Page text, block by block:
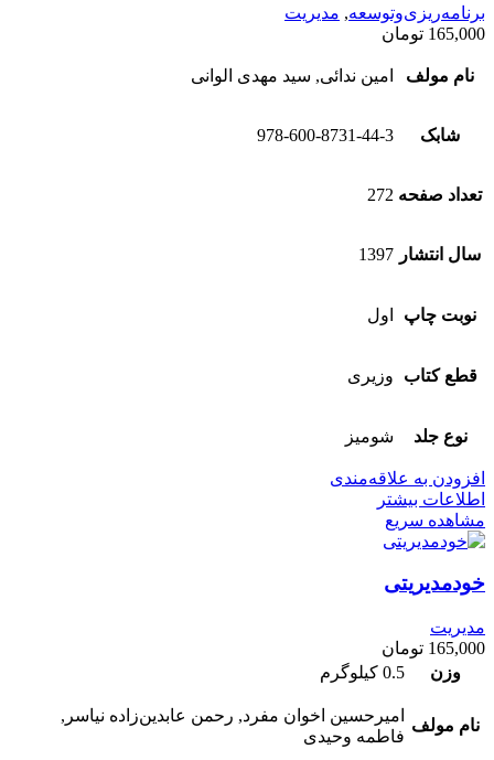
برنامه‌ریزی‌وتوسعه, مدیریت
165,000 تومان
نام مولف امین ندائی, سید مهدی الوانی
شابک 978-600-8731-44-3
تعداد صفحه 272
سال انتشار 1397
نوبت چاپ اول
قطع کتاب وزیری
نوع جلد شومیز
افزودن به علاقه‌مندی
اطلاعات بیشتر
مشاهده سریع
خودمدیریتی
مدیریت
165,000 تومان
وزن
0.5 کیلوگرم
نام مولف
امیرحسین اخوان مفرد, رحمن عابدین‌زاده نیاسر,
فاطمه وحیدی